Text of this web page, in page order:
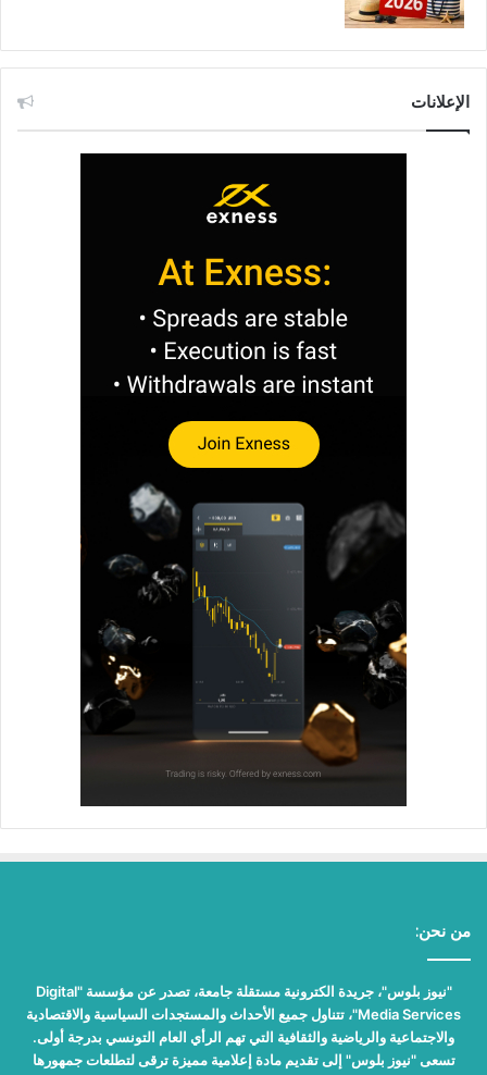
الإعلانات
من نحن:
"نيوز بلوس"، جريدة الكترونية مستقلة جامعة، تصدر عن مؤسسة "Digital
Media Services"، تتناول جميع الأحداث والمستجدات السياسية والاقتصادية
والاجتماعية والرياضية والثقافية التي تهم الرأي العام التونسي بدرجة أولى.
تسعى "نيوز بلوس" إلى تقديم مادة إعلامية مميزة ترقى لتطلعات جمهورها